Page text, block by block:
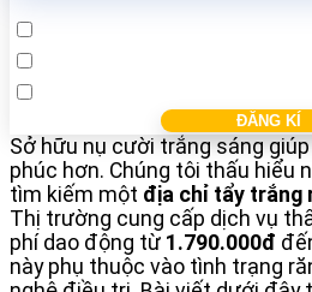
Sở hữu nụ cười trắng sáng
phúc hơn. Chúng tôi thấu hiểu
tìm kiếm một địa chỉ tẩy trắng
Thị trường cung cấp dịch vụ
phí dao động từ 1.790.000đ
này phụ thuộc vào tình trạng